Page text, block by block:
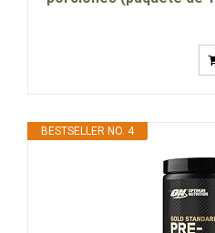
BESTSELLER NO. 4